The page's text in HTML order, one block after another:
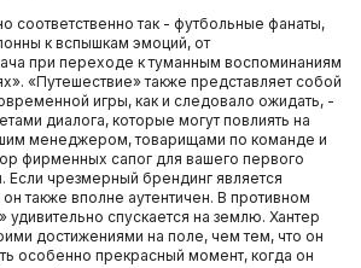
соответственно так - футбольные фанаты,
к вспышкам эмоций, от
при переходе к туманным воспоминаниям
«Путешествие» также представляет собой
игры, как и следовало ожидать, -
диалога, которые могут повлиять на
менеджером, товарищами по команде и
фирменных сапог для вашего первого
Если чрезмерный брендинг является
также вполне аутентичен. В противном
удивительно спускается на землю. Хантер
достижениями на поле, чем тем, что он
особенно прекрасный момент, когда он